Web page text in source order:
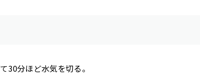
30分ほど水気を切る。